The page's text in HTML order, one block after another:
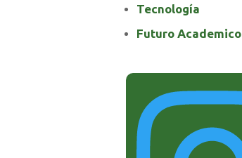
Tecnología
Futuro Academico